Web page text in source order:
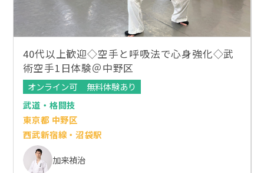
40代以上歓迎◇空手と呼吸法で心身強化◇武
術空手1日体験＠中野区
オンライン可
無料体験あり
武道・格闘技
東京都 中野区
西武新宿線・沼袋駅
加来禎治